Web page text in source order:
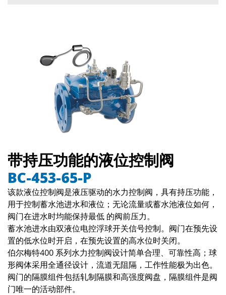
带持压功能的液位控制阀
BC-453-65-P
该款液位控制阀是液压驱动的水力控制阀，具有持压功能，
用于控制蓄水池进水和液位；无论流量或蓄水池液位如何，
阀门在进水时均能保持最低 的阀前压力。
蓄水池进水由双液位电控浮球开关信号控制。阀门在预先设
置的低水位时开启，在预先设置的高水位时关闭。
伯尔梅特400 系列水力控制阀设计简单合理、可靠性高；球
形阀体采用全通径设计，流道无阻隔，工作性能极为出色。
阀门的隔膜组件包括轧制隔膜和高强度阀盘，隔膜组件是阀
门唯一的活动部件。